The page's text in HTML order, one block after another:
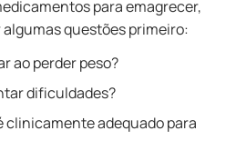
para emagrecer,
questões primeiro:
ao perder peso?
dificuldades?
clinicamente adequado para